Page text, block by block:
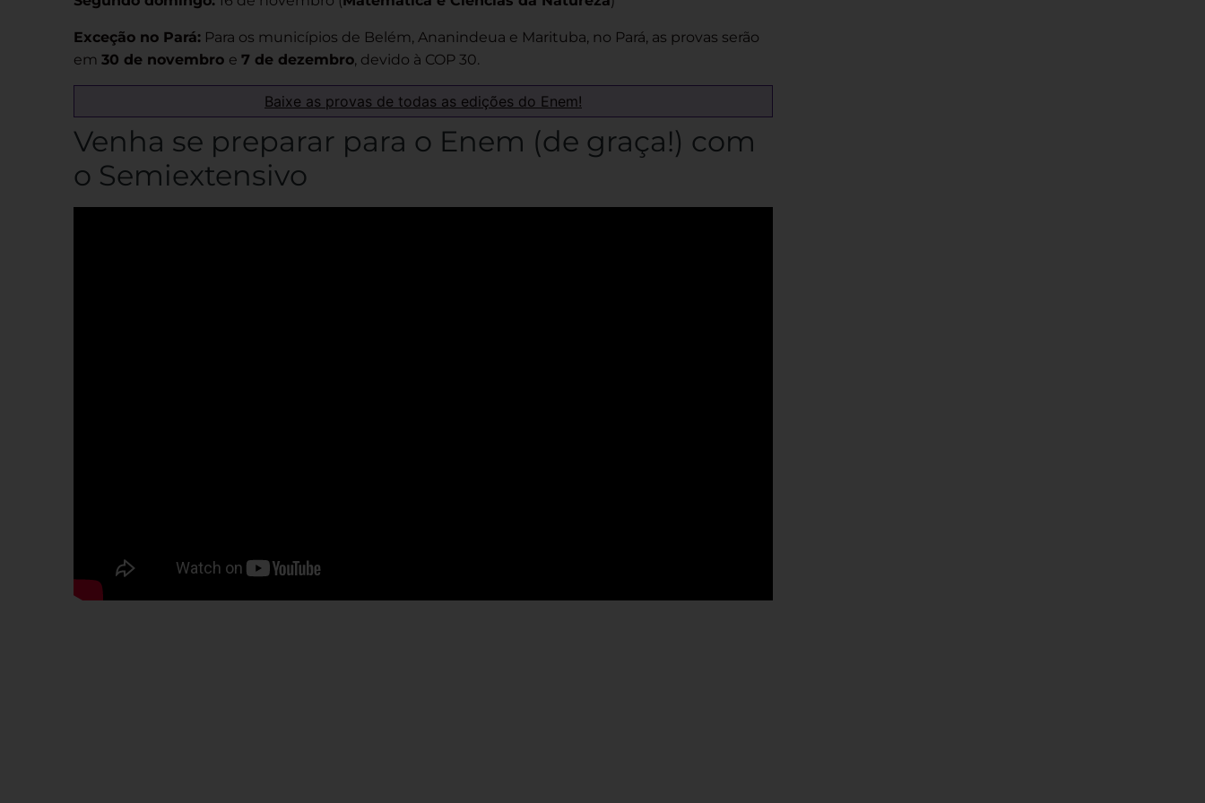
Exceção no Pará: Para os municípios de Belém, Ananindeua e Marituba, no Pará, as provas serão
em 30 de novembro e 7 de dezembro, devido à COP 30.
Baixe as provas de todas as edições do Enem!
Venha se preparar para o Enem (de graça!) com
o Semiextensivo